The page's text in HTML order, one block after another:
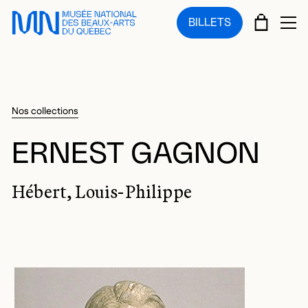
Sauter au menu principal
Sauter au contenu principal
Sauter au pied de page
BILLETS PANIER
Nos collections
ERNEST GAGNON
Hébert, Louis-Philippe